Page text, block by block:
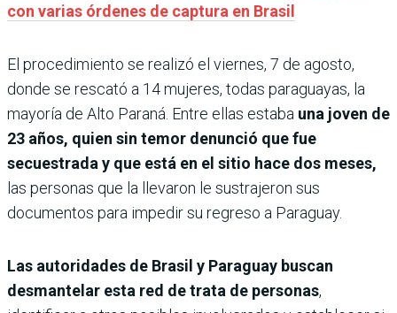
con varias órdenes de captura en Brasil
El procedimiento se realizó el viernes, 7 de agosto,
donde se rescató a 14 mujeres, todas paraguayas, la
mayoría de Alto Paraná. Entre ellas estaba una joven de
23 años, quien sin temor denunció que fue
secuestrada y que está en el sitio hace dos meses,
las personas que la llevaron le sustrajeron sus
documentos para impedir su regreso a Paraguay.
Las autoridades de Brasil y Paraguay buscan
desmantelar esta red de trata de personas,